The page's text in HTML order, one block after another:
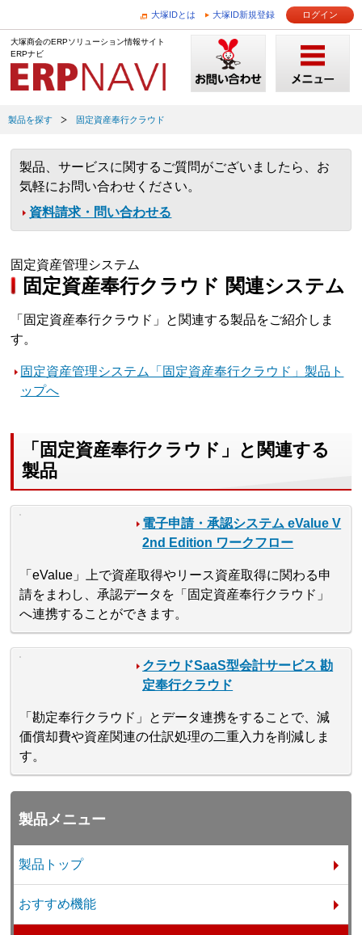
大塚IDとは 大塚ID新規登録 ログイン
大塚商会のERPソリューション情報サイト
ERPナビ
製品を探す 固定資産奉行クラウド
製品、サービスに関するご質問がございましたら、お
気軽にお問い合わせください。
資料請求・問い合わせる
固定資産管理システム
固定資産奉行クラウド 関連システム
「固定資産奉行クラウド」と関連する製品をご紹介しま
す。
固定資産管理システム「固定資産奉行クラウド」製品ト
ップへ
「固定資産奉行クラウド」と関連する
製品
電子申請・承認システム eValue V
2nd Edition ワークフロー
「eValue」上で資産取得やリース資産取得に関わる申
請をまわし、承認データを「固定資産奉行クラウド」
へ連携することができます。
クラウドSaaS型会計サービス 勘
定奉行クラウド
「勘定奉行クラウド」とデータ連携をすることで、減
価償却費や資産関連の仕訳処理の二重入力を削減しま
す。
製品メニュー
製品トップ
おすすめ機能